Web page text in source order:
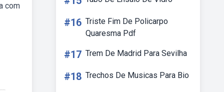
com
#16 Triste Fim De Policarpo
Quaresma Pdf
#17 Trem De Madrid Para Sevilha
#18 Trechos De Musicas Para Bio